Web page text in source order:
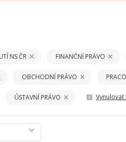
NS ČR FINANČNÍ PRÁVO
OBCHODNÍ PRÁVO
ÚSTAVNÍ PRÁVO